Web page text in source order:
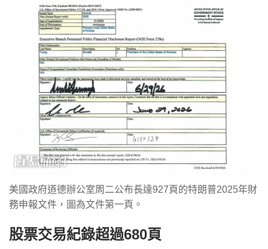
美國政府道德辦公室周二公布長達927頁的特朗普2025年財
務申報文件，圖為文件第一頁。
股票交易紀錄超過680頁